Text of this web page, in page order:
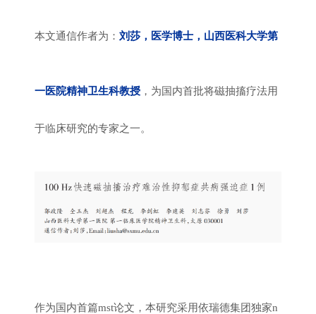
本文通信作者为：刘莎 ，医学博士， 山西医科大学第
一医院精神卫生科教授 ，为国内首批将磁抽搐疗法用
于临床研究的专家之一。
作为国内首篇mst论文，本研究采用依瑞德集团独家n